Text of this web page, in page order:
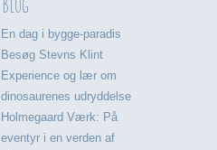
En dag i bygge-paradis
Besøg Stevns Klint
Experience og lær om
dinosaurenes udryddelse
Holmegaard Værk: På
eventyr i en verden af